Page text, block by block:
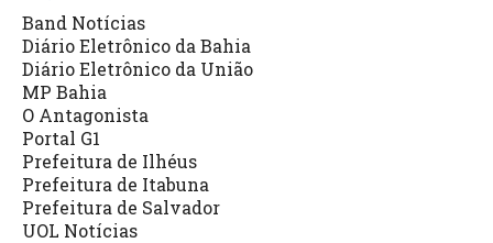
Band Notícias
Diário Eletrônico da Bahia
Diário Eletrônico da União
MP Bahia
O Antagonista
Portal G1
Prefeitura de Ilhéus
Prefeitura de Itabuna
Prefeitura de Salvador
UOL Notícias